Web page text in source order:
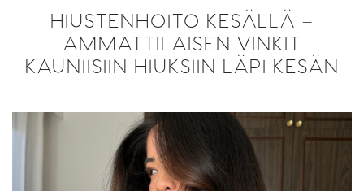
HIUSTENHOITO KESÄLLÄ –
AMMATTILAISEN VINKIT
KAUNIISIIN HIUKSIIN LÄPI KESÄN